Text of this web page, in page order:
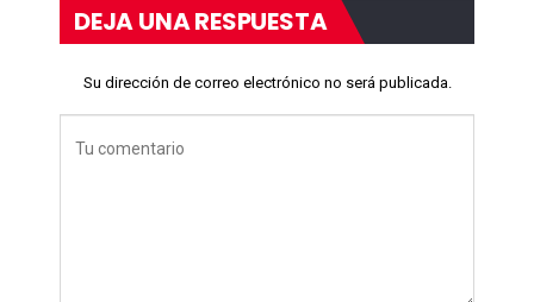
DEJA UNA RESPUESTA
Su dirección de correo electrónico no será publicada.